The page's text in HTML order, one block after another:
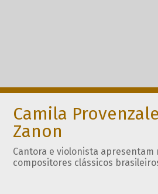
Camila
Zanon
Cantora e violonista
compositores clássicos